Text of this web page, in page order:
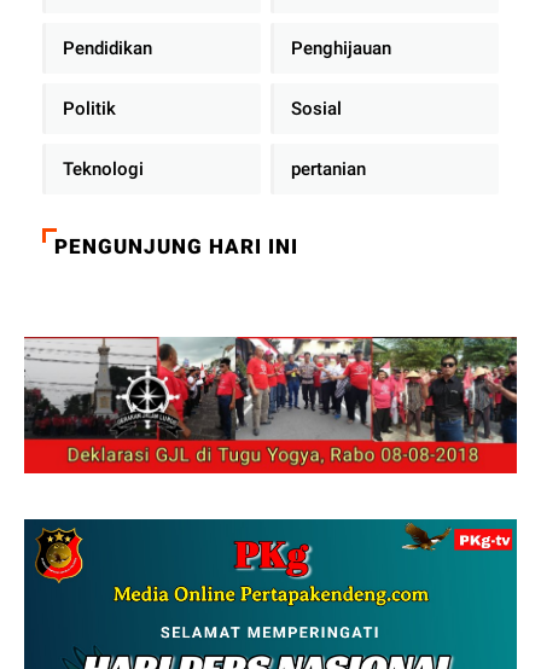
Pendidikan Penghijauan
Politik Sosial
Teknologi pertanian
PENGUNJUNG HARI INI